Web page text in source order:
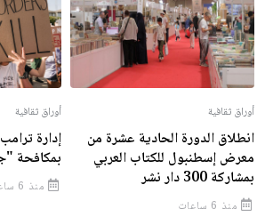
أوراق ثقافية
انطلاق الدورة الحادية عشرة من
معرض إسطنبول للكتاب العربي
بمشاركة 300 دار نشر
منذ 6 ساعات
أوراق ثقافية
إدارة
بمكافحة
منذ 6 ساعات